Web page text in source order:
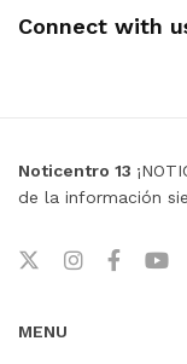
Connect with
Noticentro 13
de la información
MENU